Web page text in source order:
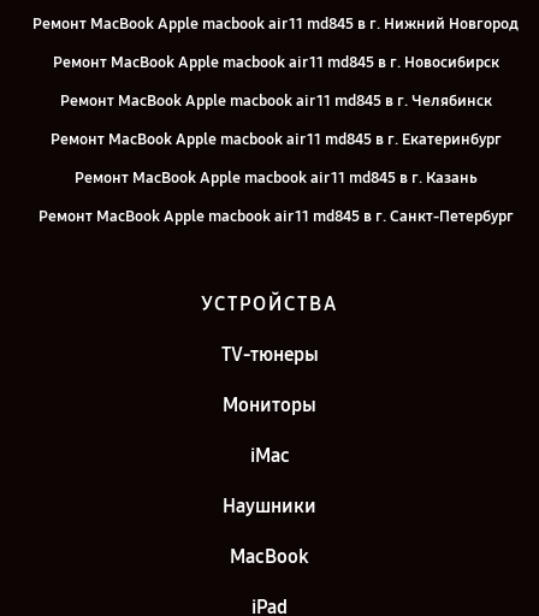
Ремонт MacBook Apple macbook air 11 md845 в г. Нижний Новгород
Ремонт MacBook Apple macbook air 11 md845 в г. Новосибирск
Ремонт MacBook Apple macbook air 11 md845 в г. Челябинск
Ремонт MacBook Apple macbook air 11 md845 в г. Екатеринбург
Ремонт MacBook Apple macbook air 11 md845 в г. Казань
Ремонт MacBook Apple macbook air 11 md845 в г. Санкт-Петербург
УСТРОЙСТВА
TV-тюнеры
Мониторы
iMac
Наушники
MacBook
iPad